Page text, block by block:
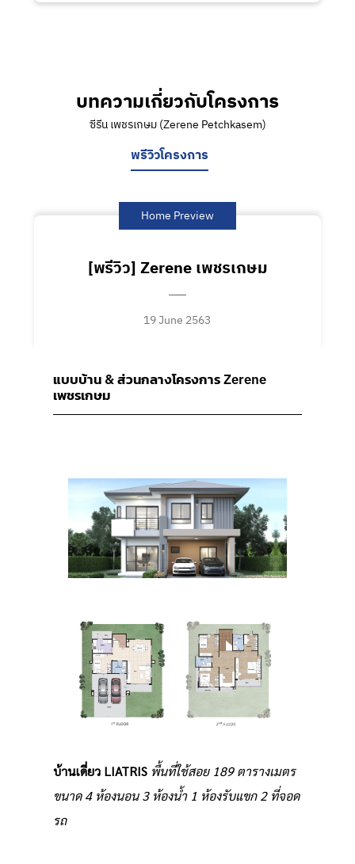
บทความเกี่ยวกับโครงการ
ซีรีน เพชรเกษม (Zerene Petchkasem)
พรีวิวโครงการ
Home Preview
[พรีวิว] Zerene เพชรเกษม
19 June 2563
แบบบ้าน & ส่วนกลางโครงการZerene
เพชรเกษม
บ้านเดี่ยว LIATRIS พื้นที่ใช้สอย 189 ตารางเมตร
ขนาด 4 ห้องนอน 3 ห้องน้ำ 1 ห้องรับแขก 2 ที่จอด
รถ